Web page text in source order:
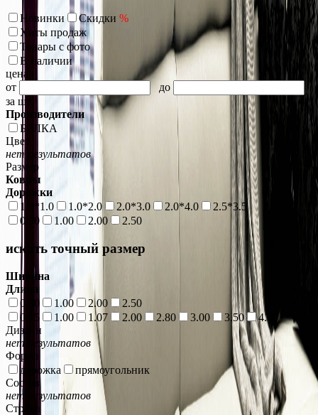
Новинки Скидки %
Хиты продаж
Товары с фото
В наличии
цена
от
до
за шт.
Производители
БЕЛКА
Цвет
нет результатов
Размер
Ковры
Дорожки
1.0*1.0
1.0*2.0 2.0*3.0 2.0*4.0
2.5*3.5
0.50
1.00 2.00 2.50
искать точный размер
Ширина
Длина
0.50
1.00 2.00
2.50
0.75
1.00 1.07 2.00 2.80 3.00 3.50
4.00
Дизайн
нет результатов
Форма
дорожка
прямоугольник
Состав
нет результатов
Страна